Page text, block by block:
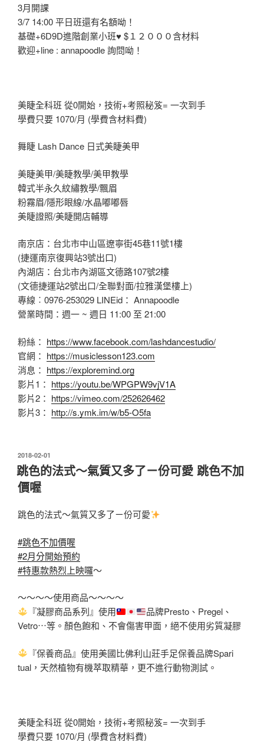
3月開課
3/7 14:00 平日班還有名額呦！
基礎+6D9D進階創業小班♥ $１２０００含材料
歡迎+line : annapoodle 詢問呦！
美睫全科班 從0開始，技術+考照秘笈= 一次到手
學費只要 1070/月 (學費含材料費)
舞睫 Lash Dance 日式美睫美甲
美睫美甲/美睫教學/美甲教學
韓式半永久紋繡教學/飄眉
粉霧眉/隱形眼線/水晶嘟嘟唇
美睫證照/美睫開店輔導
南京店：台北市中山區遼寧街45巷11號1樓
(捷運南京復興站3號出口)
內湖店：台北市內湖區文德路107號2樓
(文德捷運站2號出口/全聯對面/拉雅漢堡樓上)
專線︰0976-253029 LINEid： Annapoodle
營業時間：週一 ~ 週日 11:00 至 21:00
粉絲： https://www.facebook.com/lashdancestudio/
官網： https://musiclesson123.com
消息： https://exploremind.org
影片1： https://youtu.be/WPGPW9vjV1A
影片2： https://vimeo.com/252626462
影片3： http://s.ymk.im/w/b5-O5fa
發
佈
於
2018-02-01
跳色的法式～氣質又多了ㄧ份可愛 跳色不加
價喔
跳色的法式～氣質又多了ㄧ份可愛
#跳色不加價喔
#2月分開始預約
#特惠款熱烈上映囉～
～～～～使用商品～～～～
『凝膠商品系列』使用
品牌Presto、Pregel、
Vetro⋯等。顏色飽和、不會傷害甲面，絕不使用劣質凝膠
『保養商品』使用美國比佛利山莊手足保養品牌Spari
tual，天然植物有機萃取精華，更不進行動物測試。
美睫全科班 從0開始，技術+考照秘笈= 一次到手
學費只要 1070/月 (學費含材料費)